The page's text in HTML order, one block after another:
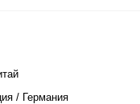
/ Германия